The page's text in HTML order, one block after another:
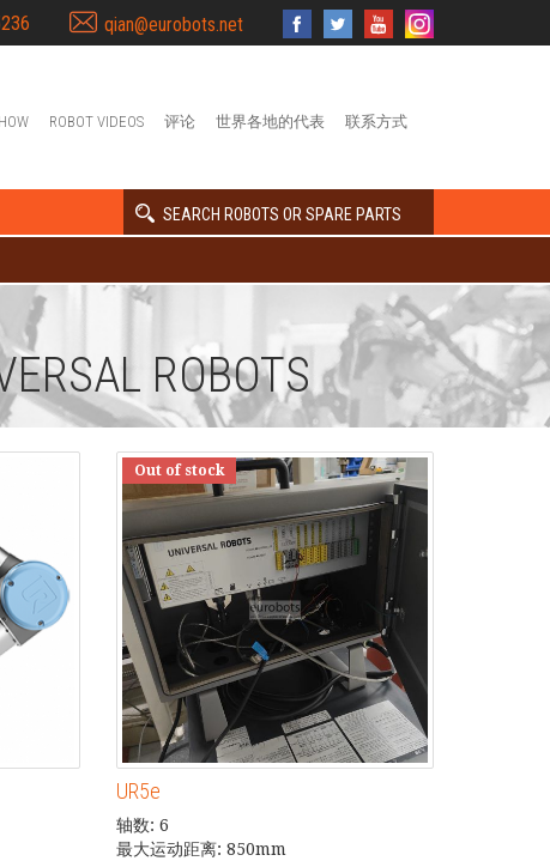
qian@eurobots.net
ROBOT VIDEOS 评论 世界各地的代表 联系方式
SEARCH ROBOTS OR SPARE PARTS
ROBOTS
Out of stock
UR5e
轴数: 6
最大运动距离: 850mm